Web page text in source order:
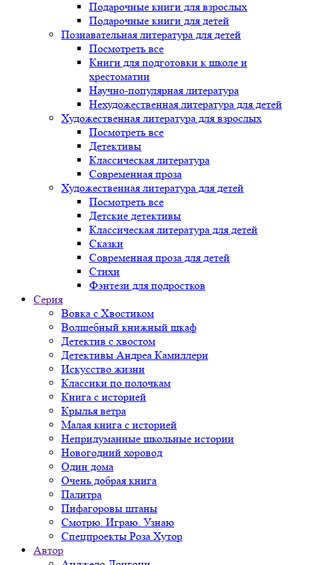
Подарочные книги для взрослых
Подарочные книги для детей
Познавательная литература для детей
Посмотреть все
Книги для подготовки к школе и
хрестоматии
Научно-популярная литература
Нехудожественная литература для детей
Художественная литература для взрослых
Посмотреть все
Детективы
Классическая литература
Современная проза
Художественная литература для детей
Посмотреть все
Детские детективы
Классическая литература для детей
Сказки
Современная проза для детей
Стихи
Фэнтези для подростков
Серия
Вовка с Хвостиком
Волшебный книжный шкаф
Детектив с хвостом
Детективы Андреа Камиллери
Искусство жизни
Классики по полочкам
Книга с историей
Крылья ветра
Малая книга с историей
Непридуманные школьные истории
Новогодний хоровод
Один дома
Очень добрая книга
Палитра
Пифагоровы штаны
Смотрю. Играю. Узнаю
Спецпроекты Роза Хутор
Автор